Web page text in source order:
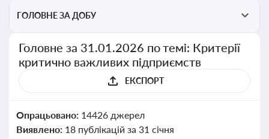
ГОЛОВНЕ ЗА ДОБУ
Головне за 31.01.2026 по темі: Критерії
критично важливих підприємств
ЕКСПОРТ
Опрацьовано: 14426 джерел
Виявлено: 18 публікацій за 31 січня